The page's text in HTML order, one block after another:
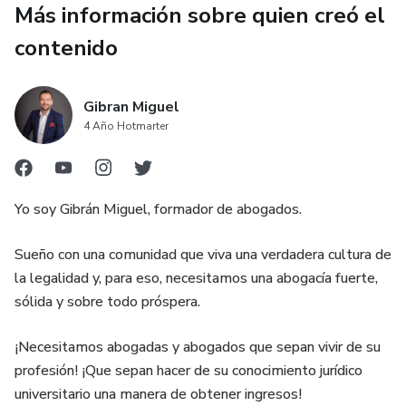
ventana podemos abrir para llegar al resultado deseado”.
● Te dedicas al ámbito jurídico.
● Quieres encontrar nuevas estrategias para resolver casos
complicados.
encontrar en asuntos sobre negligencia médica.
● Quieres saber qué hacer si te enfrentas a situaciones
● Quieres identificar cómo la interpretación conforme
puede ser una herramienta favorable para ganar un caso.
Más información sobre quien creó el
contenido
Gibran Miguel
4 Año Hotmarter
Yo soy Gibrán Miguel, formador de abogados.
Sueño con una comunidad que viva una verdadera cultura de
la legalidad y, para eso, necesitamos una abogacía fuerte,
sólida y sobre todo próspera.
¡Necesitamos abogadas y abogados que sepan vivir de su
profesión! ¡Que sepan hacer de su conocimiento jurídico
universitario una manera de obtener ingresos!